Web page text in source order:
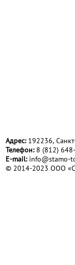
Адрес:192236,
Телефон:8 (812)
Е-mail: info@stamo-
© 2014-2023 ООО